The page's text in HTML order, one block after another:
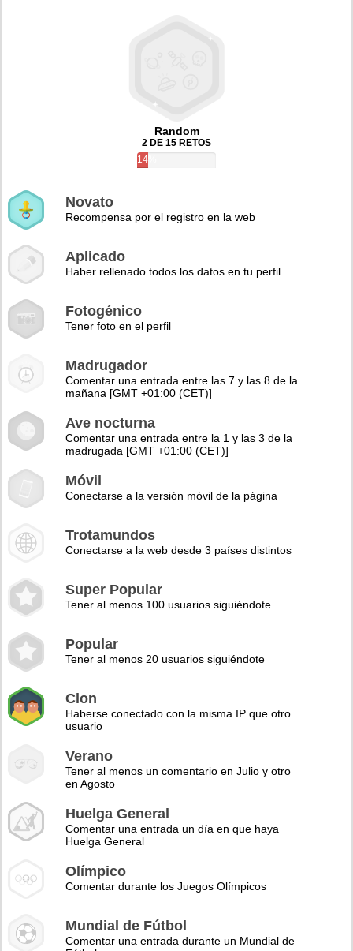
Random
2 DE 15 RETOS
14%
Novato
Recompensa por el registro en la web
Aplicado
Haber rellenado todos los datos en tu perfil
Fotogénico
Tener foto en el perfil
Madrugador
Comentar una entrada entre las 7 y las 8 de la
mañana [GMT +01:00 (CET)]
Ave nocturna
Comentar una entrada entre la 1 y las 3 de la
madrugada [GMT +01:00 (CET)]
Móvil
Conectarse a la versión móvil de la página
Trotamundos
Conectarse a la web desde 3 países distintos
Super Popular
Tener al menos 100 usuarios siguiéndote
Popular
Tener al menos 20 usuarios siguiéndote
Clon
Haberse conectado con la misma IP que otro
usuario
Verano
Tener al menos un comentario en Julio y otro
en Agosto
Huelga General
Comentar una entrada un día en que haya
Huelga General
Olímpico
Comentar durante los Juegos Olímpicos
Mundial de Fútbol
Comentar una entrada durante un Mundial de